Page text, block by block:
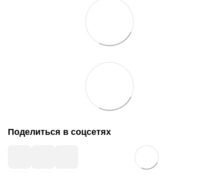
Поделиться в соцсетях